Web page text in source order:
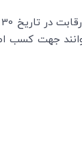
جهت کسب